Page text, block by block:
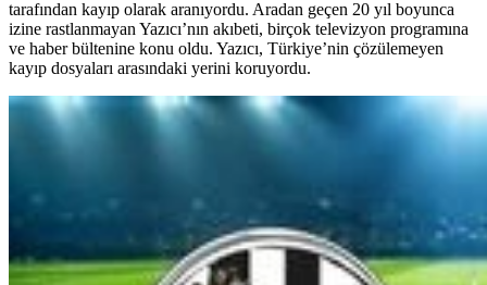
tarafından kayıp olarak aranıyordu. Aradan geçen 20 yıl boyunca
izine rastlanmayan Yazıcı’nın akıbeti, birçok televizyon programına
ve haber bültenine konu oldu. Yazıcı, Türkiye’nin çözülemeyen
kayıp dosyaları arasındaki yerini koruyordu.